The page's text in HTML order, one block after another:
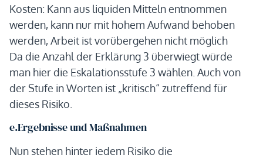
Kosten: Kann aus liquiden Mitteln entnommen
werden, kann nur mit hohem Aufwand behoben
werden, Arbeit ist vorübergehen nicht möglich
Da die Anzahl der Erklärung 3 überwiegt würde
man hier die Eskalationsstufe 3 wählen. Auch von
der Stufe in Worten ist „kritisch“ zutreffend für
dieses Risiko.
e.Ergebnisse und Maßnahmen
Nun stehen hinter jedem Risiko die